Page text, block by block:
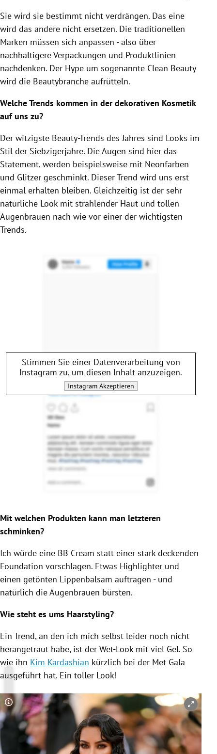
Sie wird sie bestimmt nicht verdrängen. Das eine
wird das andere nicht ersetzen. Die traditionellen
Marken müssen sich anpassen - also über
nachhaltigere Verpackungen und Produktlinien
nachdenken. Der Hype um sogenannte Clean Beauty
wird die Beautybranche aufrütteln.
Welche Trends kommen in der dekorativen Kosmetik
auf uns zu?
Der witzigste Beauty-Trends des Jahres sind Looks im
Stil der Siebzigerjahre. Die Augen sind hier das
Statement, werden beispielsweise mit Neonfarben
und Glitzer geschminkt. Dieser Trend wird uns erst
einmal erhalten bleiben. Gleichzeitig ist der sehr
natürliche Look mit strahlender Haut und tollen
Augenbrauen nach wie vor einer der wichtigsten
Trends.
Stimmen Sie einer Datenverarbeitung von
Instagram zu, um diesen Inhalt anzuzeigen.
InstagramAkzeptieren
Mit welchen Produkten kann man letzteren
schminken?
Ich würde eine BB Cream statt einer stark deckenden
Foundation vorschlagen. Etwas Highlighter und
einen getönten Lippenbalsam auftragen - und
natürlich die Augenbrauen bürsten.
Wie steht es ums Haarstyling?
Ein Trend, an den ich mich selbst leider noch nicht
herangetraut habe, ist der Wet-Look mit viel Gel. So
wie ihn Kim Kardashian kürzlich bei der Met Gala
ausgeführt hat. Ein toller Look!
Copyright-Hinweis öffnen/schließen